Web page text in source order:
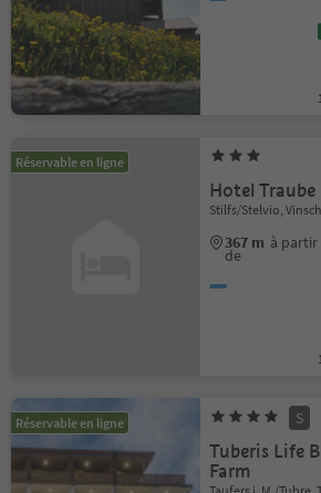
Réservable en ligne
Hotel Traube
Stilfs/Stelvio,
367 m à
de
Réservable en ligne S
Tuberis Life
Farm